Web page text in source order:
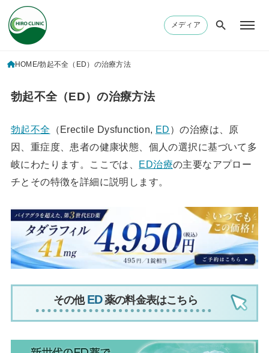
メディア
HOME 勃起不全（ED）の治療方法
勃起不全（ED）の治療方法
勃起不全 （Erectile Dysfunction, ED ）の治療は、原
因、重症度、患者の健康状態、個人の選択に基づいて多
岐にわたります。ここでは、 ED治療の主要なアプロー
チとその特徴を詳細に説明します。
その他 薬の料金表はこちら